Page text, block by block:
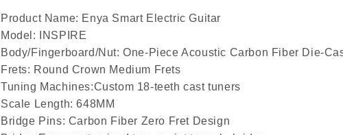
Product Name: Enya Smart Electric Guitar
Model: INSPIRE
Body/Fingerboard/Nut: One-Piece Acoustic Carbon Fiber Die-
Frets: Round Crown Medium Frets
Tuning Machines:Custom 18-teeth cast tuners
Scale Length: 648MM
Bridge Pins: Carbon Fiber Zero Fret Design